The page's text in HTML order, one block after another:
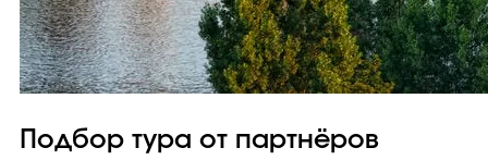
Подбор тура от партнёров